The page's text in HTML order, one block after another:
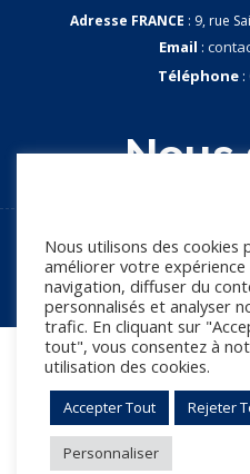
Adresse FRANCE : 9, rue
Email :
Téléphone :
Nous
© Copyright 2026.
Mentions légales
Nous utilisons des cookies
améliorer votre expérience
navigation, diffuser du
personnalisés et analyser
trafic. En cliquant sur
tout", vous consentez à
utilisation des cookies.
Accepter Tout Rejeter
Personnaliser